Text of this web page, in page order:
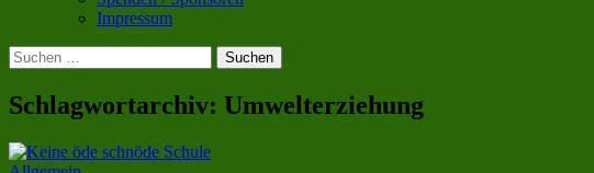
Impressum
Suchen
nach:
Schlagwortarchiv: Umwelterziehung